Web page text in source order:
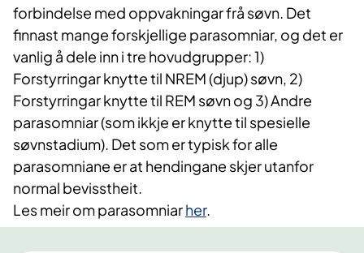
forbindelse med oppvakningar frå søvn. Det
finnast mange forskjellige parasomniar, og det er
vanlig å dele inn i tre hovudgrupper: 1)
Forstyrringar knytte til NREM (djup) søvn, 2)
Forstyrringar knytte til REM søvn og 3) Andre
parasomniar (som ikkje er knytte til spesielle
søvnstadium). Det som er typisk for alle
parasomniane er at hendingane skjer utanfor
normal bevisstheit.
Les meir om parasomniarher.